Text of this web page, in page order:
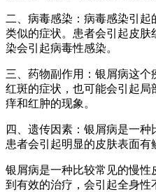
二、病毒感染：病毒感染引
类似的症状。患者会引起皮
染会引起病毒性感染。
三、药物副作用：银屑病这
红斑的症状，也可能会引起
痒和红肿的现象。
四、遗传因素：银屑病是一种
患者会引起明显的皮肤表面有
银屑病是一种比较常见的慢
到有效的治疗，会引起全身性